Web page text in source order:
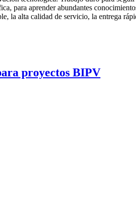
para aprender abundantes
la alta calidad de servicio, la entrega
proyectos BIPV